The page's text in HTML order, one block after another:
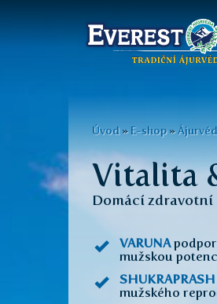
obsahu
Hlavní
Jste
zde
Úvod » E-shop »
Vitalita
Domácí zdravotní
VARUNA
mužskou
SHUKRAPRASH
mužského